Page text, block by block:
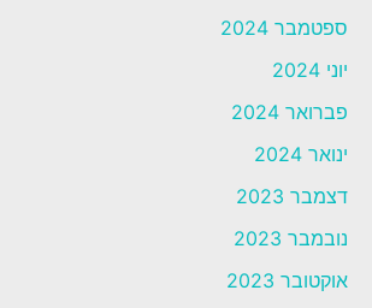
ספטמבר 2024
יוני 2024
פברואר 2024
ינואר 2024
דצמבר 2023
נובמבר 2023
אוקטובר 2023